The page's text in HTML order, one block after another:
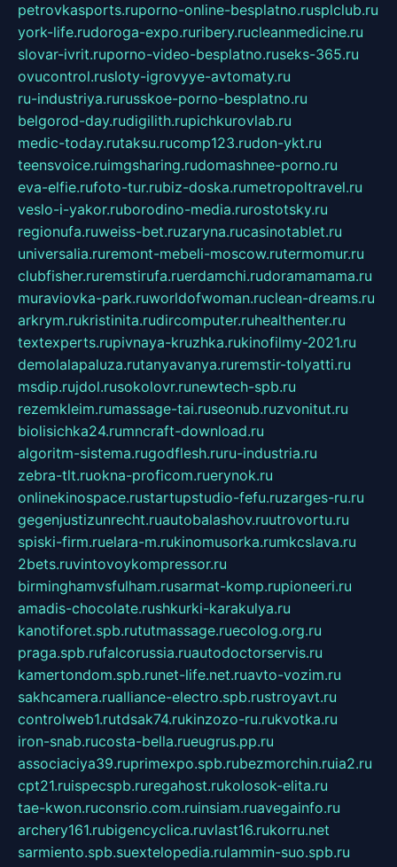
petrovkasports.ruporno-online-besplatno.rusplclub.ru
york-life.rudoroga-expo.ruribery.rucleanmedicine.ru
slovar-ivrit.ruporno-video-besplatno.ruseks-365.ru
ovucontrol.rusloty-igrovyye-avtomaty.ru
ru-industriya.rurusskoe-porno-besplatno.ru
belgorod-day.rudigilith.rupichkurovlab.ru
medic-today.rutaksu.rucomp123.rudon-ykt.ru
teensvoice.ruimgsharing.rudomashnee-porno.ru
eva-elfie.rufoto-tur.rubiz-doska.rumetropoltravel.ru
veslo-i-yakor.ruborodino-media.rurostotsky.ru
regionufa.ruweiss-bet.ruzaryna.rucasinotablet.ru
universalia.ruremont-mebeli-moscow.rutermomur.ru
clubfisher.ruremstirufa.ruerdamchi.rudoramamama.ru
muraviovka-park.ruworldofwoman.ruclean-dreams.ru
arkrym.rukristinita.rudircomputer.ruhealthenter.ru
textexperts.rupivnaya-kruzhka.rukinofilmy-2021.ru
demolalapaluza.rutanyavanya.ruremstir-tolyatti.ru
msdip.rujdol.rusokolovr.runewtech-spb.ru
rezemkleim.rumassage-tai.ruseonub.ruzvonitut.ru
biolisichka24.rumncraft-download.ru
algoritm-sistema.rugodflesh.ruru-industria.ru
zebra-tlt.ruokna-proficom.ruerynok.ru
onlinekinospace.rustartupstudio-fefu.ruzarges-ru.ru
gegenjustizunrecht.ruautobalashov.ruutrovortu.ru
spiski-firm.ruelara-m.rukinomusorka.rumkcslava.ru
2bets.ruvintovoykompressor.ru
birminghamvsfulham.rusarmat-komp.rupioneeri.ru
amadis-chocolate.rushkurki-karakulya.ru
kanotiforet.spb.rututmassage.ruecolog.org.ru
praga.spb.rufalcorussia.ruautodoctorservis.ru
kamertondom.spb.runet-life.net.ruavto-vozim.ru
sakhcamera.rualliance-electro.spb.rustroyavt.ru
controlweb1.rutdsak74.rukinzozo-ru.rukvotka.ru
iron-snab.rucosta-bella.rueugrus.pp.ru
associaciya39.ruprimexpo.spb.rubezmorchin.ruia2.ru
cpt21.ruispecspb.ruregahost.rukolosok-elita.ru
tae-kwon.ruconsrio.com.ruinsiam.ruavegainfo.ru
archery161.rubigencyclica.ruvlast16.rukorru.net
sarmiento.spb.suextelopedia.rulammin-suo.spb.ru